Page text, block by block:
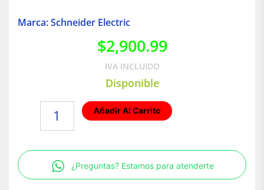
Marca: Schneider Electric
$2,900.99
IVA INCLUIDO
Disponible
termomagnético
70A
Atornillable
Schneider
Añadir Al Carrito
¿Preguntas? Estamos para atenderte